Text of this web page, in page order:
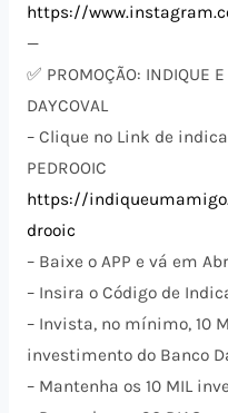
https://
—
✅ PROMOÇÃO: INDIQUE
DAYCOVAL
– Clique no Link de
PEDROOIC
https://
drooic
– Baixe o APP e vá em
– Insira o Código de
– Invista, no mínimo, 10
investimento do Banco
– Mantenha os 10 MIL